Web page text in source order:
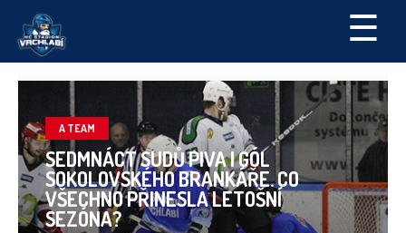
☰
A TEAM
SEDMNÁCT SUDŮ PIVA I GÓL
SOKOLOVSKÉHO BRANKÁŘE. CO
VŠECHNO PŘINESLA LETOŠNÍ
SEZÓNA?